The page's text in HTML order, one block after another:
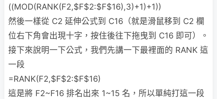
((MOD(RANK(F2,$F$2:$F$16),3)+1)+1))
然後一樣從 C2 延伸公式到 C16（就是滑鼠移到 C2 欄
位右下角會出現十字，按住後往下拖曳到 C16 即可）。
接下來說明一下公式，我們先講一下最裡面的 RANK 這
一段
=RANK(F2,$F$2:$F$16)
這是將 F2~F16 排名出來 1~15 名，所以單純打這一段